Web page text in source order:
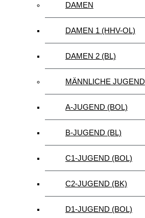
DAMEN
DAMEN 1 (HHV-OL)
DAMEN 2 (BL)
MÄNNLICHE JUGEND
A-JUGEND (BOL)
B-JUGEND (BL)
C1-JUGEND (BOL)
C2-JUGEND (BK)
D1-JUGEND (BOL)